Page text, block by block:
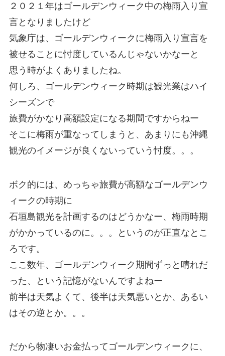
２０２１年はゴールデンウィーク中の梅雨入り宣
言となりましたけど
気象庁は、ゴールデンウィークに梅雨入り宣言を
被せることに忖度しているんじゃないかなーと
思う時がよくありましたね。
何しろ、ゴールデンウィーク時期は観光業はハイ
シーズンで
旅費がかなり高額設定になる期間ですからねー
そこに梅雨が重なってしまうと、あまりにも沖縄
観光のイメージが良くないっていう忖度。。。
ボク的には、めっちゃ旅費が高額なゴールデンウ
ィークの時期に
石垣島観光を計画するのはどうかなー、梅雨時期
がかかっているのに。。。というのが正直なとこ
ろです。
ここ数年、ゴールデンウィーク期間ずっと晴れだ
った、という記憶がないんですよねー
前半は天気よくて、後半は天気悪いとか、あるい
はその逆とか。。。
だから物凄いお金払ってゴールデンウィークに、